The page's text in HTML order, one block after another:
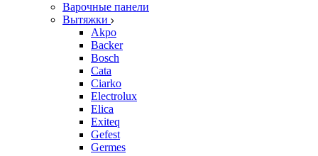
Варочные панели
Вытяжки
Akpo
Backer
Bosch
Cata
Ciarko
Electrolux
Elica
Exiteq
Gefest
Germes